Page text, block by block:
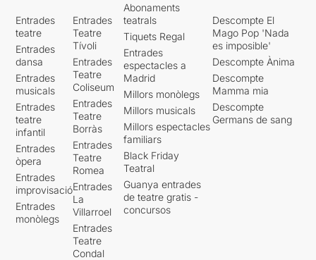
Entrades
teatre
Entrades
dansa
Entrades
musicals
Entrades
teatre
infantil
Entrades
òpera
Entrades
improvisació
Entrades
monòlegs
Entrades
Teatre
Tívoli
Entrades
Teatre
Coliseum
Entrades
Teatre
Borràs
Entrades
Teatre
Romea
Entrades
La
Villarroel
Entrades
Teatre
Condal
Abonaments
teatrals
Tiquets Regal
Entrades
espectacles a
Madrid
Millors monòlegs
Millors musicals
Millors espectacles
familiars
Black Friday
Teatral
Guanya entrades
de teatre gratis -
concursos
Descompte El
Mago Pop 'Nada
es imposible'
Descompte Ànima
Descompte
Mamma mia
Descompte
Germans de sang